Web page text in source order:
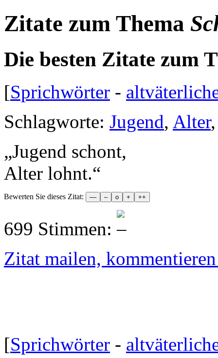
Zitate zum Thema
Die besten Zitate zum
[Sprichwörter -
Schlagworte: Jugend, Alter
„Jugend schont,
Alter lohnt.“
Bewerten Sie dieses Zitat:
699 Stimmen:
Zitat mailen,
[Sprichwörter -